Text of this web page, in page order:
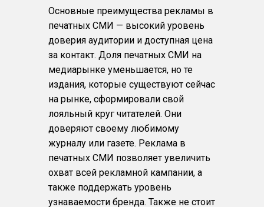
Основные преимущества рекламы в
печатных СМИ — высокий уровень
доверия аудитории и доступная цена
за контакт. Доля печатных СМИ на
медиарынке уменьшается, но те
издания, которые существуют сейчас
на рынке, сформировали свой
лояльный круг читателей. Они
доверяют своему любимому
журналу или газете. Реклама в
печатных СМИ позволяет увеличить
охват всей рекламной кампании, а
также поддержать уровень
узнаваемости бренда. Также не стоит